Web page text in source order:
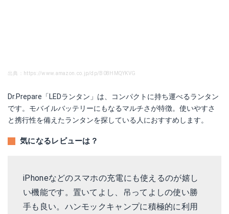
出典：https://www.amazon.co.jp/dp/B08HMQYKVG
Dr.Prepare「LEDランタン」 は、コンパクトに持ち運べるランタン
です。 モバイルバッテリーにもなるマルチさが特徴。使いやすさ
と携行性を備えたランタンを探している人におすすめします。
気になるレビューは？
iPhoneなどのスマホの充電にも使えるのが嬉し
い機能です。置いてよし、吊ってよしの使い勝
手も良い。ハンモックキャンプに積極的に利用